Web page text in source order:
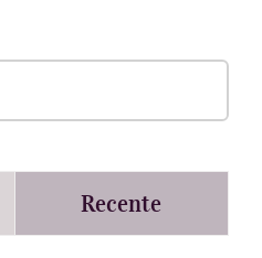
Recente